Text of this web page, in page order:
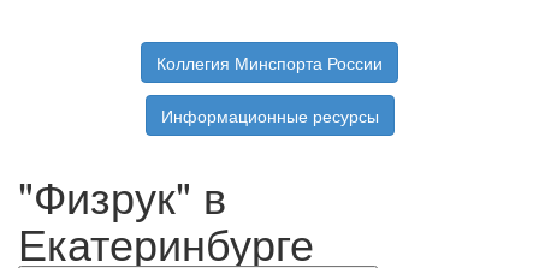
Коллегия Минспорта России
Информационные ресурсы
"Физрук" в
Екатеринбурге